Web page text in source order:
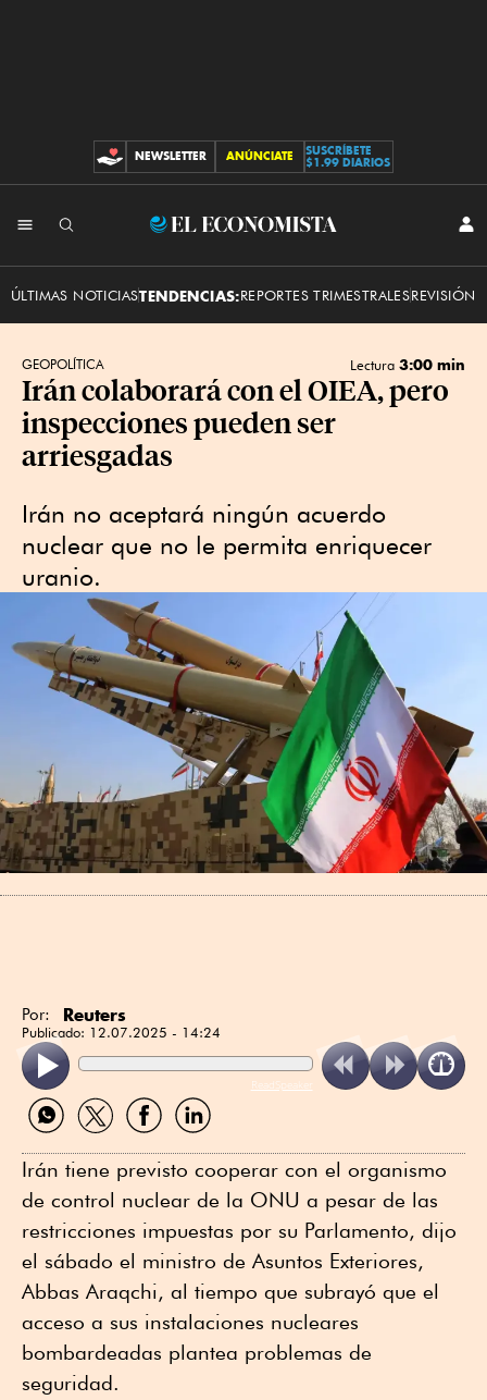
CONTRIBUCIONES
NEWSLETTER ANÚNCIATE
SUSCRÍBETE
$1.99 DIARIOS
El
ÚLTIMAS NOTICIASTENDENCIAS:REPORTES TRIMESTRALESREVISIÓN
GEOPOLÍTICA Lectura 3:00 min
Irán colaborará con el OIEA, pero
inspecciones pueden ser
arriesgadas
Irán no aceptará ningún acuerdo
nuclear que no le permita enriquecer
uranio.
Por: Reuters
Publicado: 12.07.2025 - 14:24
ReadSpeaker
Compartir
por
Compartir
por
Compartir
por
Compartir
por
Irán tiene previsto cooperar con el organismo
de control nuclear de la ONU a pesar de las
restricciones impuestas por su Parlamento, dijo
el sábado el ministro de Asuntos Exteriores,
Abbas Araqchi, al tiempo que subrayó que el
acceso a sus instalaciones nucleares
bombardeadas plantea problemas de
seguridad.